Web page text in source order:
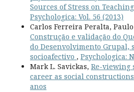
Sources of Stress on
Psychologica: Vol. 56 (2013)
Carlos Ferreira Peralta,
Construção e validação do
do Desenvolvimento Grupal,
socioafectivo , Psychologica:
Mark L. Savickas, Re-viewing
career as social constructions
anos